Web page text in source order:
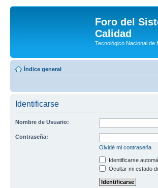
Foro del
Calidad
Tecnológico Nacional de
Índice general
Identificarse
Nombre de Usuario:
Contraseña:
Olvidé mi contraseña
Identificarse
Ocultar mi estado